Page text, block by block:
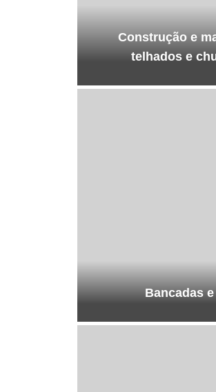
Construção e
telhados e
Bancadas